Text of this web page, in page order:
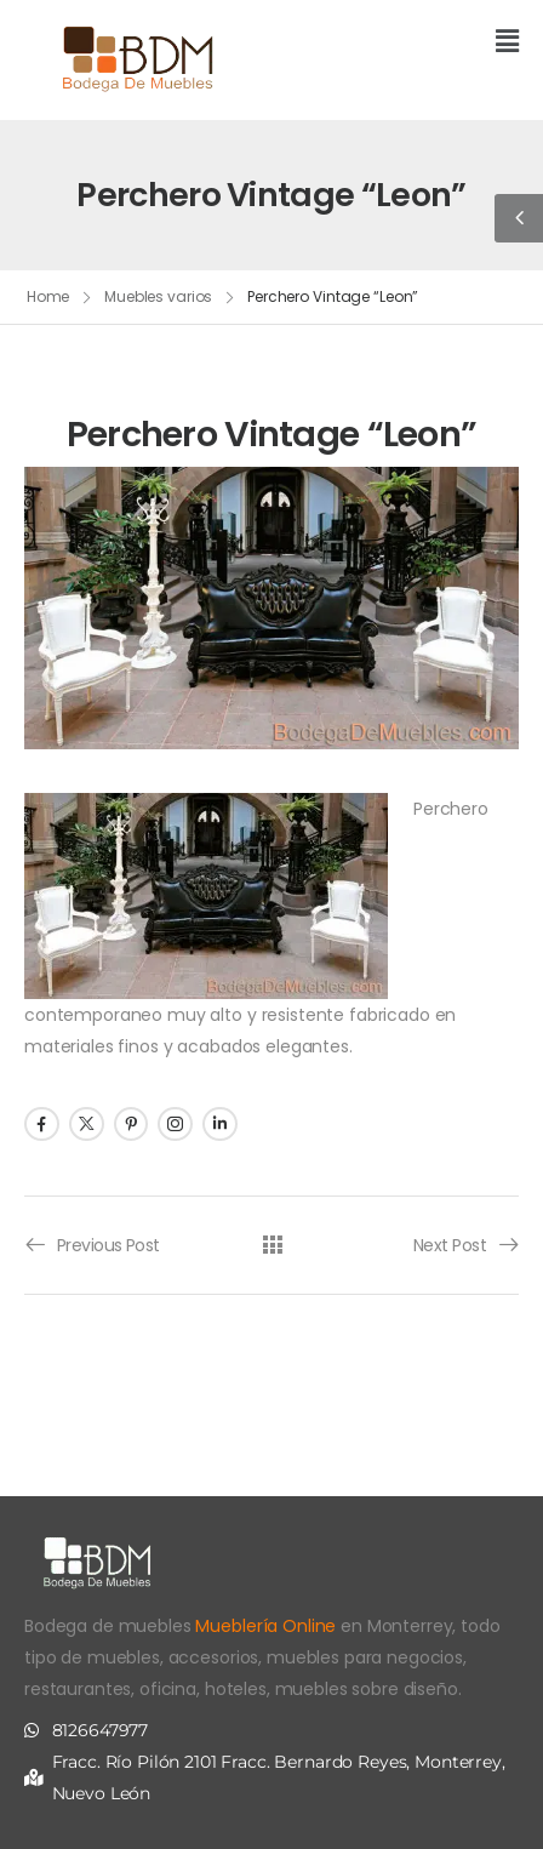
Perchero Vintage “Leon”
Home Muebles varios Perchero Vintage “Leon”
Perchero Vintage “Leon”
Perchero
contemporaneo muy alto y resistente fabricado en
materiales finos y acabados elegantes.
Previous Post Next Post
Bodega de mueblesMueblería Online en Monterrey, todo
tipo de muebles, accesorios, muebles para negocios,
restaurantes, oficina, hoteles, muebles sobre diseño.
8126647977
Fracc. Río Pilón 2101 Fracc. Bernardo Reyes, Monterrey,
Nuevo León